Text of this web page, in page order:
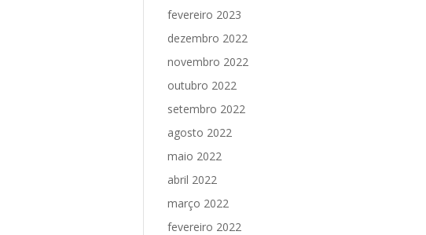
fevereiro 2023
dezembro 2022
novembro 2022
outubro 2022
setembro 2022
agosto 2022
maio 2022
abril 2022
março 2022
fevereiro 2022